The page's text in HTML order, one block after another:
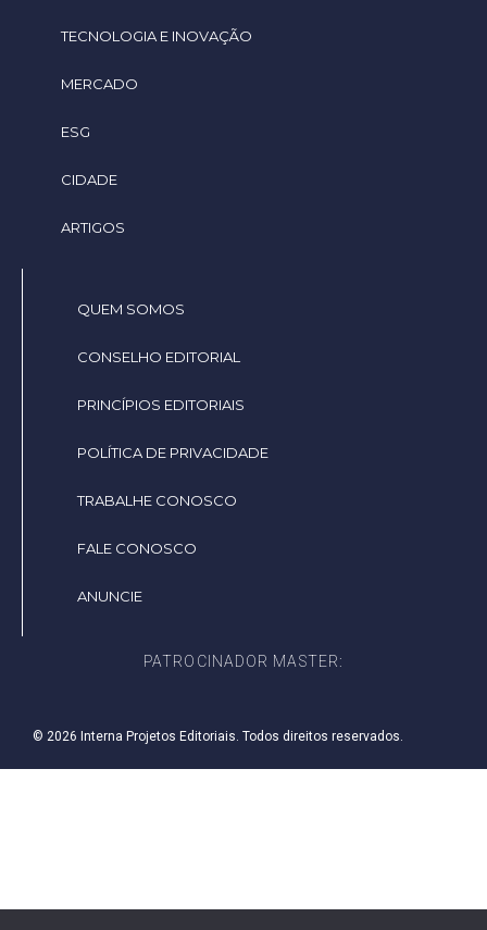
TECNOLOGIA E INOVAÇÃO
MERCADO
ESG
CIDADE
ARTIGOS
QUEM SOMOS
CONSELHO EDITORIAL
PRINCÍPIOS EDITORIAIS
POLÍTICA DE PRIVACIDADE
TRABALHE CONOSCO
FALE CONOSCO
ANUNCIE
PATROCINADOR MASTER:
© 2026 Interna Projetos Editoriais. Todos direitos reservados.